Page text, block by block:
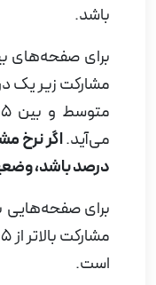
باشد.
می‌آید.
درصد باشد،
است.